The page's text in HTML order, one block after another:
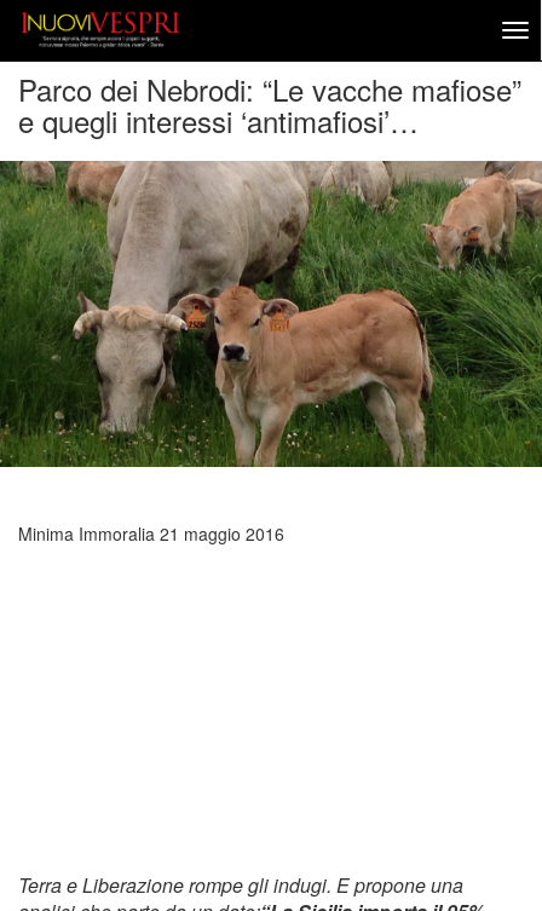
Parco dei Nebrodi: “Le vacche mafiose”
e quegli interessi ‘antimafiosi’…
Minima Immoralia 21 maggio 2016
Terra e Liberazione rompe gli indugi. E propone una